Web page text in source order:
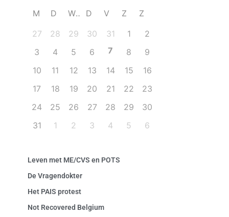
M D W D V Z
Z
27
28 29 30 31 1
2
3
4 5 6 7 8
9
10
11 12 13 14 15
16
17
18 19 20 21 22
23
24
25 26 27 28 29
30
31
1 2 3 4 5 6
Leven met ME/CVS en POTS
De Vragendokter
Het PAIS protest
Not Recovered Belgium